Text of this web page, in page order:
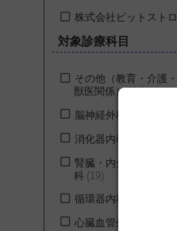
株式会社ビットストロ
対象診療科目
その他（教育・介護・
獣医関係） 44
脳神経外科
消化器内科
腎臓・内分泌・代謝内
科 19
循環器内科
心臓血管外科